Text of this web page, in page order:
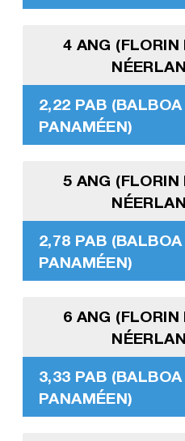
4 ANG
2,22 PAB (BALBOA
PANAMÉEN)
5 ANG
2,78 PAB (BALBOA
PANAMÉEN)
6 ANG
3,33 PAB (BALBOA
PANAMÉEN)